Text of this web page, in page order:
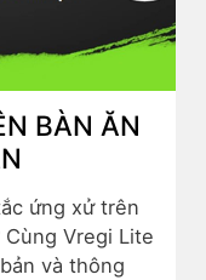
BÀN ĂN
ứng xử trên
Vregi Lite
và thông